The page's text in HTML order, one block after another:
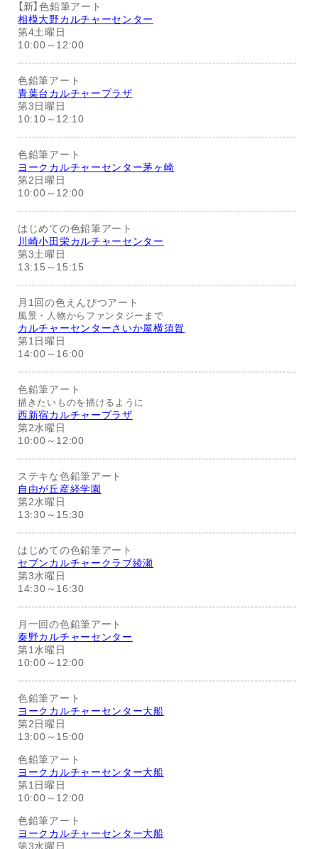
【新】色鉛筆アート
相模大野カルチャーセンター
第4土曜日
10:00～12:00
色鉛筆アート
青葉台カルチャープラザ
第3日曜日
10:10～12:10
色鉛筆アート
ヨークカルチャーセンター茅ヶ崎
第2日曜日
10:00～12:00
はじめての色鉛筆アート
川崎小田栄カルチャーセンター
第3土曜日
13:15～15:15
月1回の色えんぴつアート
風景・人物からファンタジーまで
カルチャーセンターさいか屋横須賀
第1日曜日
14:00～16:00
色鉛筆アート
描きたいものを描けるように
西新宿カルチャープラザ
第2水曜日
10:00～12:00
ステキな色鉛筆アート
自由が丘産経学園
第2水曜日
13:30～15:30
はじめての色鉛筆アート
セブンカルチャークラブ綾瀬
第3水曜日
14:30～16:30
月一回の色鉛筆アート
秦野カルチャーセンター
第1水曜日
10:00～12:00
色鉛筆アート
ヨークカルチャーセンター大船
第2日曜日
13:00～15:00
色鉛筆アート
ヨークカルチャーセンター大船
第1日曜日
10:00～12:00
色鉛筆アート
ヨークカルチャーセンター大船
第3水曜日